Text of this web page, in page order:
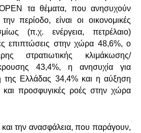
τα θέματα, που ανησυχούν
περίοδο, είναι οι οικονομικές
(π.χ. ενέργεια, πετρέλαιο)
επιπτώσεις στην χώρα 48,6%, ο
στρατιωτικής κλιμάκωσης/
43,4%, η ανησυχία για
της Ελλάδας 34,4% και η αύξηση
και προσφυγικές ροές στην χώρα
την ανασφάλεια, που παράγουν,